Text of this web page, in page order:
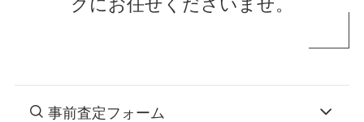
クにお任せくださいませ。
事前査定フォーム